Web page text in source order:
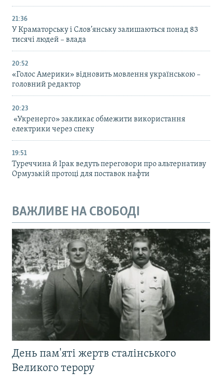
21:36
У Краматорську і Слов’янську залишаються понад 83
тисячі людей – влада
20:52
«Голос Америки» відновить мовлення українською –
головний редактор
20:23
«Укренерго» закликає обмежити використання
електрики через спеку
19:51
Туреччина й Ірак ведуть переговори про альтернативу
Ормузькій протоці для поставок нафти
ВАЖЛИВЕ НА СВОБОДІ
День пам'яті жертв сталінського
Великого терору